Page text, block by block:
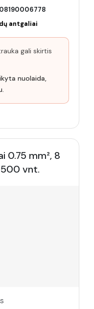
antgaliai
gali skirtis
nuolaida,
0.75 mm², 8
vnt.